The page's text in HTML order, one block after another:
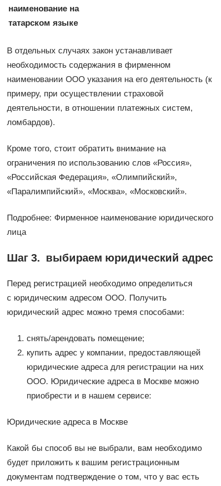
наименование на
татарском языке
В отдельных случаях закон устанавливает
необходимость содержания в фирменном
наименовании ООО указания на его деятельность (к
примеру, при осуществлении страховой
деятельности, в отношении платежных систем,
ломбардов).
Кроме того, стоит обратить внимание на
ограничения по использованию слов «Россия»,
«Российская Федерация», «Олимпийский»,
«Паралимпийский», «Москва», «Московский».
Подробнее: Фирменное наименование юридического
лица
Шаг 3. выбираем юридический адрес
Перед регистрацией необходимо определиться
с юридическим адресом ООО. Получить
юридический адрес можно тремя способами:
снять/арендовать помещение;
купить адрес у компании, предоставляющей
юридические адреса для регистрации на них
ООО. Юридические адреса в Москве можно
приобрести и в нашем сервисе:
Юридические адреса в Москве
Какой бы способ вы не выбрали, вам необходимо
будет приложить к вашим регистрационным
документам подтверждение о том, что у вас есть